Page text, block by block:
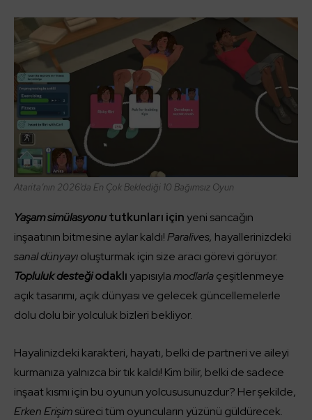
Atarita’nın 2026’da En Çok Beklediği 10 Bağımsız Oyun
Yaşam simülasyonututkunları için yeni sancağın
inşaatının bitmesine aylar kaldı!Paralives, hayallerinizdeki
sanal dünyayıoluşturmak için size aracı görevi görüyor.
Topluluk desteğiodaklı yapısıylamodlarlaçeşitlenmeye
açık tasarımı, açık dünyası ve gelecek güncellemelerle
dolu dolu bir yolculuk bizleri bekliyor.
Hayalinizdeki karakteri, hayatı, belki de partneri ve aileyi
kurmanıza yalnızca bir tık kaldı! Kim bilir, belki de sadece
inşaat kısmı için bu oyunun yolcususunuzdur? Her şekilde,
Erken Erişimsüreci tüm oyuncuların yüzünü güldürecek.